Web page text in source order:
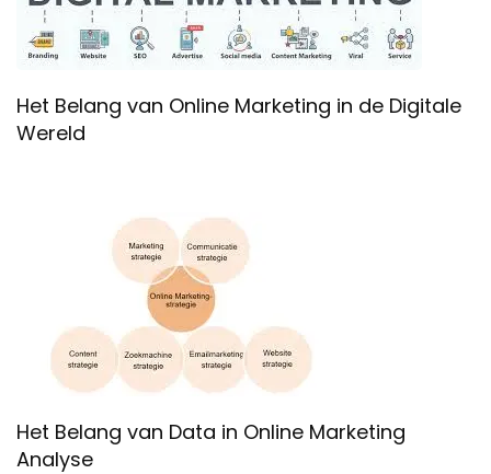
Het Belang van Online Marketing in de Digitale
Wereld
Het Belang van Data in Online Marketing
Analyse